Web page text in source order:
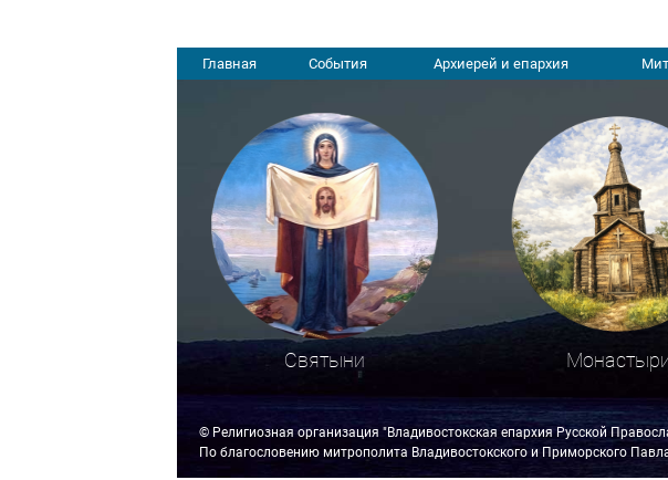
Главная События Архиерей и епархия
Святыни
© Религиозная организация "Владивостокская епархия Русской
По благословению митрополита Владивостокского и Приморского